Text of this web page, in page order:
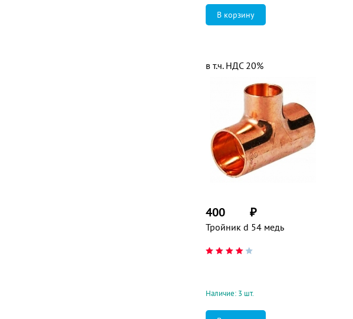
Тройник d 54 медь
400 ₽
в т.ч. НДС 20%
Наличие: 3 шт.